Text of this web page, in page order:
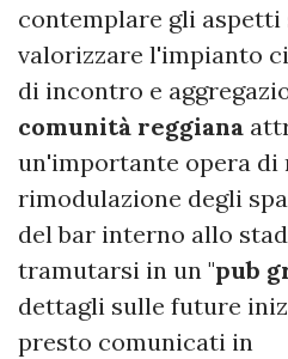
contemplare gli aspetti
valorizzare l'impianto
di incontro e
comunità reggiana
un'importante opera di
rimodulazione degli
del bar interno allo
tramutarsi in un "pub
dettagli sulle future
presto comunicati in